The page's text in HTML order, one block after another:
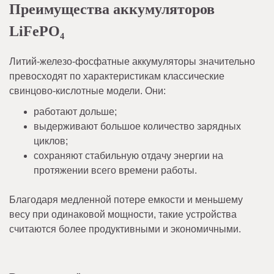
Преимущества аккумуляторов
LiFePO₄
Литий-железо-фосфатные аккумуляторы значительно
превосходят по характеристикам классические
свинцово-кислотные модели. Они:
работают дольше;
выдерживают большое количество зарядных
циклов;
сохраняют стабильную отдачу энергии на
протяжении всего времени работы.
Благодаря медленной потере емкости и меньшему
весу при одинаковой мощности, такие устройства
считаются более продуктивными и экономичными.